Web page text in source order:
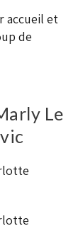
accueil et
de
Le